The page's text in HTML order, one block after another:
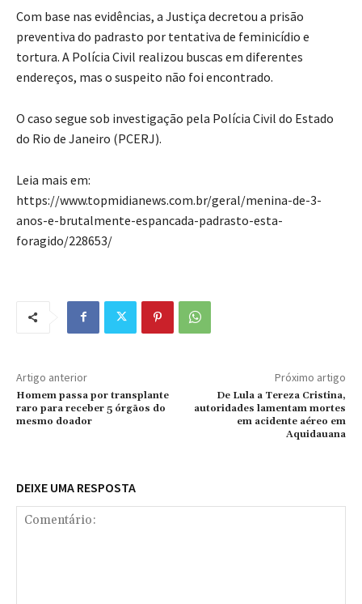
Com base nas evidências, a Justiça decretou a prisão
preventiva do padrasto por tentativa de feminicídio e
tortura. A Polícia Civil realizou buscas em diferentes
endereços, mas o suspeito não foi encontrado.
O caso segue sob investigação pela Polícia Civil do Estado
do Rio de Janeiro (PCERJ).
Leia mais em:
https://www.topmidianews.com.br/geral/menina-de-3-
anos-e-brutalmente-espancada-padrasto-esta-
foragido/228653/
Artigo anterior
Homem passa por transplante
raro para receber 5 órgãos do
mesmo doador
Próximo artigo
De Lula a Tereza Cristina,
autoridades lamentam mortes
em acidente aéreo em
Aquidauana
DEIXE UMA RESPOSTA